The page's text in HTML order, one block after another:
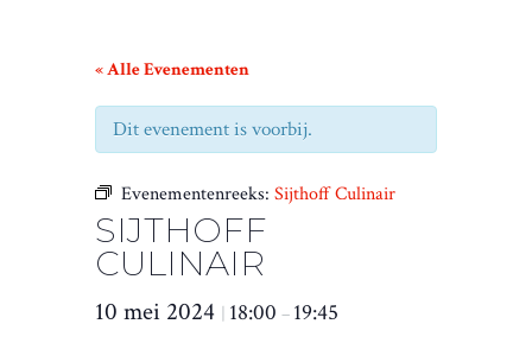
« Alle Evenementen
Dit evenement is voorbij.
Evenementenreeks: Sijthoff Culinair
SIJTHOFF
CULINAIR
10 mei 2024 18:00 – 19:45